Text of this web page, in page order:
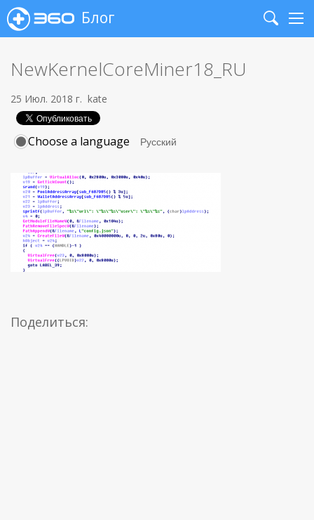
Блог
Search
NewKernelCoreMiner18_RU
25 Июл. 2018 г. kate
Choose a language
Поделиться: